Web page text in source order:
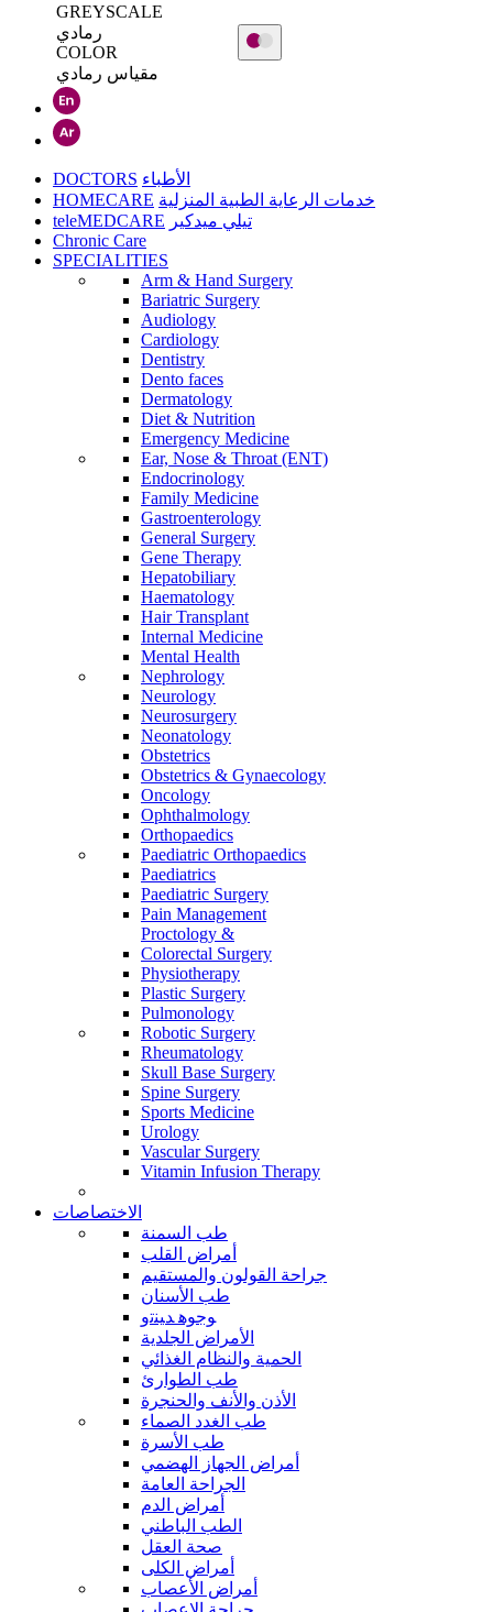
GREYSCALE
رمادي
COLOR
مقياس رمادي
DOCTORS الأطباء
HOMECARE خدمات الرعاية الطبية المنزلية
teleMEDCARE تيلي ميدكير
Chronic Care
SPECIALITIES
Arm & Hand Surgery
Bariatric Surgery
Audiology
Cardiology
Dentistry
Dento faces
Dermatology
Diet & Nutrition
Emergency Medicine
Ear, Nose & Throat (ENT)
Endocrinology
Family Medicine
Gastroenterology
General Surgery
Gene Therapy
Hepatobiliary
Haematology
Hair Transplant
Internal Medicine
Mental Health
Nephrology
Neurology
Neurosurgery
Neonatology
Obstetrics
Obstetrics & Gynaecology
Oncology
Ophthalmology
Orthopaedics
Paediatric Orthopaedics
Paediatrics
Paediatric Surgery
Pain Management
Proctology &
Colorectal Surgery
Physiotherapy
Plastic Surgery
Pulmonology
Robotic Surgery
Rheumatology
Skull Base Surgery
Spine Surgery
Sports Medicine
Urology
Vascular Surgery
Vitamin Infusion Therapy
الاختصاصات
طب السمنة
أمراض القلب
جراحة القولون والمستقيم
طب الأسنان
ﻮﺟﻮﻫ ﺪﻴﻨﺗﻭ
الأمراض الجلدية
الحمية والنظام الغذائي
طب الطوارئ
الأذن والأنف والحنجرة
طب الغدد الصماء
طب الأسرة
أمراض الجهاز الهضمي
الجراحة العامة
أمراض الدم
الطب الباطني
صحة العقل
أمراض الكلى
أمراض الأعصاب